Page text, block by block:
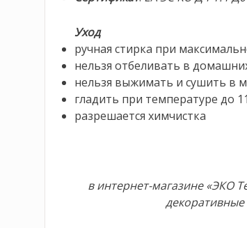
Уход
ручная стирка при
нельзя отбеливать в
нельзя выжимать и сушить в
гладить при температуре до
разрешается химчистка
в интернет-магазине «ЭКО